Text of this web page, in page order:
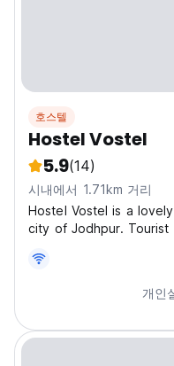
호스텔
Hostel Vostel
5.9(14)
시내에서 1.71km 거리
Hostel Vostel is a
city of Jodhpur. Tourist
Temple & many more
The property provides
개인